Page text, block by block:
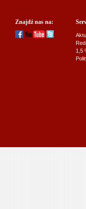
Znajdź nas na:
1,5